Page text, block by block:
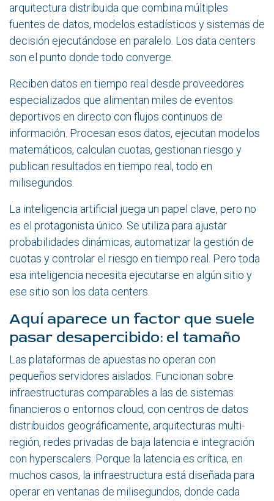
arquitectura distribuida que combina múltiples
fuentes de datos, modelos estadísticos y sistemas de
decisión ejecutándose en paralelo. Los data centers
son el punto donde todo converge.
Reciben datos en tiempo real desde proveedores
especializados que alimentan miles de eventos
deportivos en directo con flujos continuos de
información. Procesan esos datos, ejecutan modelos
matemáticos, calculan cuotas, gestionan riesgo y
publican resultados en tiempo real, todo en
milisegundos.
La inteligencia artificial juega un papel clave, pero no
es el protagonista único. Se utiliza para ajustar
probabilidades dinámicas, automatizar la gestión de
cuotas y controlar el riesgo en tiempo real. Pero toda
esa inteligencia necesita ejecutarse en algún sitio y
ese sitio son los data centers.
Aquí aparece un factor que suele
pasar desapercibido: el tamaño
Las plataformas de apuestas no operan con
pequeños servidores aislados. Funcionan sobre
infraestructuras comparables a las de sistemas
financieros o entornos cloud, con centros de datos
distribuidos geográficamente, arquitecturas multi-
región, redes privadas de baja latencia e integración
con hyperscalers. Porque la latencia es crítica, en
muchos casos, la infraestructura está diseñada para
operar en ventanas de milisegundos, donde cada